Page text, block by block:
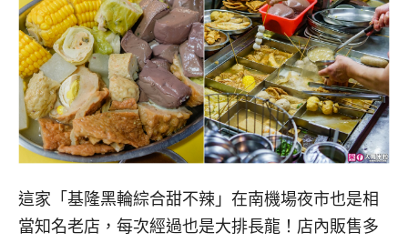
這家「基隆黑輪綜合甜不辣」在南機場夜市也是相
當知名老店，每次經過也是大排長龍！店內販售多